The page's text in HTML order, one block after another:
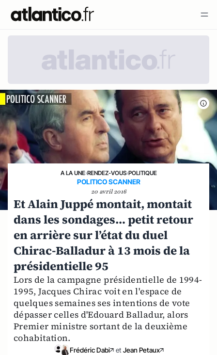
A LA UNE›RENDEZ-VOUS›POLITIQUE
POLITICO SCANNER
20 avril 2016
Et Alain Juppé montait, montait
dans les sondages… petit retour
en arrière sur l’état du duel
Chirac-Balladur à 13 mois de la
présidentielle 95
Lors de la campagne présidentielle de 1994-
1995, Jacques Chirac voit en l'espace de
quelques semaines ses intentions de vote
dépasser celles d'Edouard Balladur, alors
Premier ministre sortant de la deuxième
cohabitation.
Frédéric Dabi et Jean Petaux